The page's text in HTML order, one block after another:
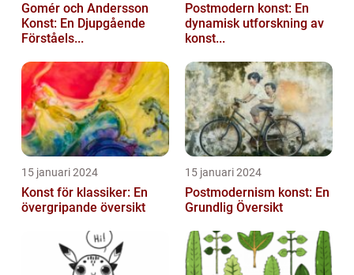
Gomér och Andersson
Konst: En Djupgående
Förståels...
Postmodern konst: En
dynamisk utforskning av
konst...
15 januari 2024
Konst för klassiker: En
övergripande översikt
15 januari 2024
Postmodernism konst: En
Grundlig Översikt